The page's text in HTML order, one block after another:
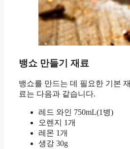
뱅쇼 만들기 재료
뱅쇼를 만드는 데 필요한 기본 재
료는 다음과 같습니다.
레드 와인 750mL(1병)
오렌지 1개
레몬 1개
생강 30g